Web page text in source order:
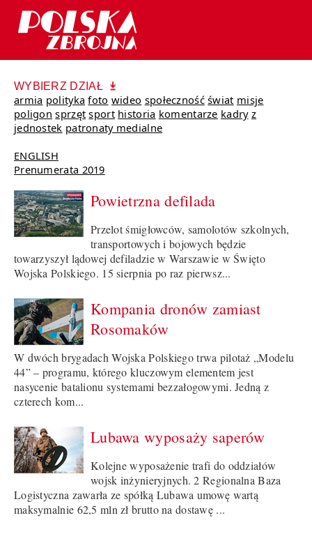
WYBIERZ DZIAŁ
armia polityka foto wideo społeczność świat misje
poligon sprzęt sport historia komentarze kadry z
jednostek patronaty medialne
ENGLISH
Prenumerata 2019
Powietrzna defilada
Przelot śmigłowców, samolotów szkolnych,
transportowych i bojowych będzie
towarzyszył lądowej defiladzie w Warszawie w Święto
Wojska Polskiego. 15 sierpnia po raz pierwsz...
Kompania dronów zamiast
Rosomaków
W dwóch brygadach Wojska Polskiego trwa pilotaż „Modelu
44” – programu, którego kluczowym elementem jest
nasycenie batalionu systemami bezzałogowymi. Jedną z
czterech kom...
Lubawa wyposaży saperów
Kolejne wyposażenie trafi do oddziałów
wojsk inżynieryjnych. 2 Regionalna Baza
Logistyczna zawarła ze spółką Lubawa umowę wartą
maksymalnie 62,5 mln zł brutto na dostawę ...